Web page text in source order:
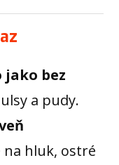
jako bez
a pudy.
na hluk, ostré